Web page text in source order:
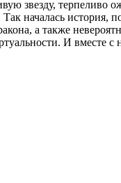
звезду, терпеливо
началась история,
а также
И вместе